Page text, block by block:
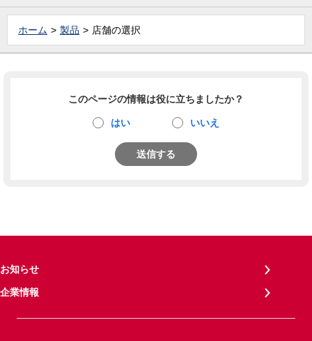
ホーム 製品 店舗の選択
このページの情報は役に立ちましたか？
はい いいえ
送信する
お知らせ
企業情報